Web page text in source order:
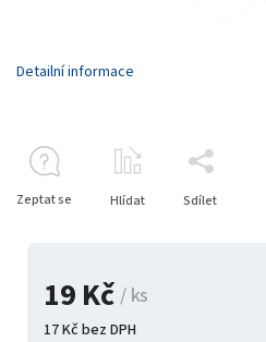
19 Kč/ ks
17 Kč bez DPH
Detailní informace
Zeptat se Hlídat Sdílet